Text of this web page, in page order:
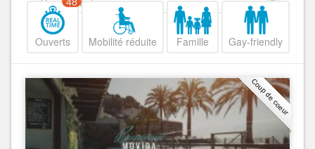
Ouverts
48
Mobilité réduite Famille Gay-friendly
Coup de coeur